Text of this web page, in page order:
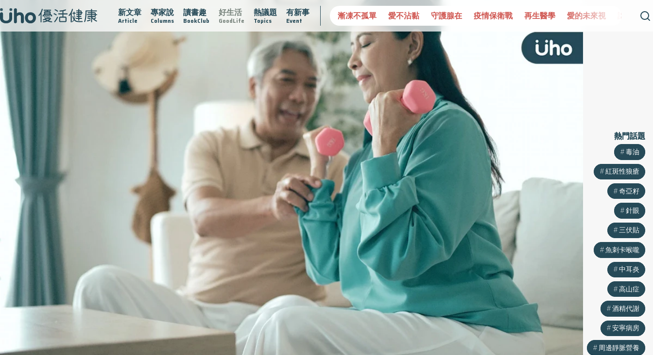
新文章
Article
專家說
Columns
讀書趣
BookClub
好生活
GoodLife
熱議題
Topics
有新事
Event
愛的未來視 認識攝護腺肥大 守護骨骼健康 達文西手術專欄 2025植牙指南 漸凍不孤單 愛不沾黏 守護腺在 疫情保衛戰 再生醫學 愛的未來視 認識攝護腺肥大
熱門話題
毒油
紅斑性狼瘡
奇亞籽
針眼
三伏貼
魚刺卡喉嚨
中耳炎
高山症
酒精代謝
安寧病房
周邊靜脈營養
熱門話題
毒油
紅斑性狼瘡
奇亞籽
針眼
三伏貼
魚刺卡喉嚨
中耳炎
高山症
酒精代謝
安寧病房
周邊靜脈營養